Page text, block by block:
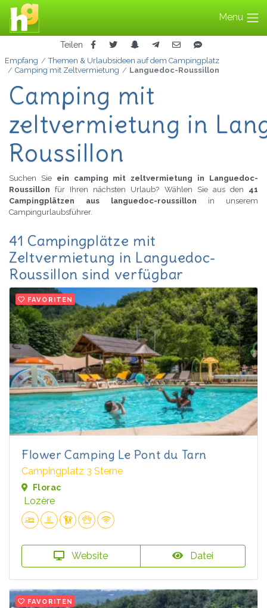
Menu
Teilen
Empfang
Themen & Urlaubsideen auf dem Campingplatz
Camping mit Zeltvermietung
Languedoc-Roussillon
Camping mit
zeltvermietung in
Roussillon
Suchen Sie ein camping mit zeltvermietung in Languedoc-
Roussillonfür Ihren nächsten Urlaub? Wählen Sie aus den 41
Campingplätzen aus languedoc-roussillon in unserem
Campingurlaubsführer.
41 Campingplätze mit
Zeltvermietung in Languedoc-
Roussillon sind verfügbar
FAVORITEN
Flower Camping Le Pont du Tarn
Campingplatz 3 Sterne
Florac
Lozère
Website Datei
FAVORITEN